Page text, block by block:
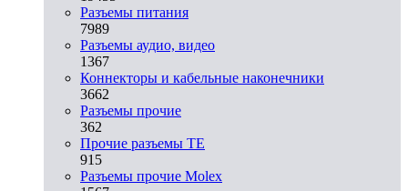
Разъeмы питания
7989
Разъeмы аудио, видео
1367
Коннекторы и кабельные наконечники
3662
Разъeмы прочие
362
Прочие разъемы TE
915
Разъемы прочие Molex